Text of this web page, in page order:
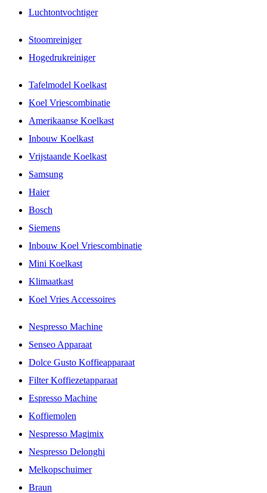
Luchtontvochtiger
Stoomreiniger
Hogedrukreiniger
Tafelmodel Koelkast
Koel Vriescombinatie
Amerikaanse Koelkast
Inbouw Koelkast
Vrijstaande Koelkast
Samsung
Haier
Bosch
Siemens
Inbouw Koel Vriescombinatie
Mini Koelkast
Klimaatkast
Koel Vries Accessoires
Nespresso Machine
Senseo Apparaat
Dolce Gusto Koffieapparaat
Filter Koffiezetapparaat
Espresso Machine
Koffiemolen
Nespresso Magimix
Nespresso Delonghi
Melkopschuimer
Braun